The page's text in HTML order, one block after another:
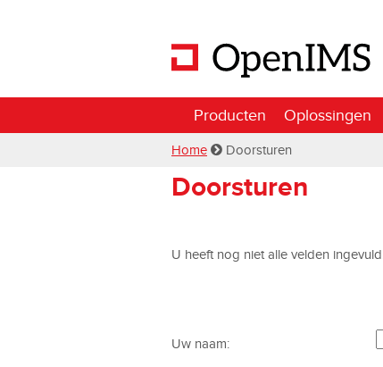
Producten Oplossingen
Home Doorsturen
Doorsturen
U heeft nog niet alle velden ingevuld.
Uw naam: